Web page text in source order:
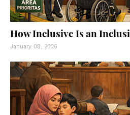
How Inclusive Is an
January 08, 2026